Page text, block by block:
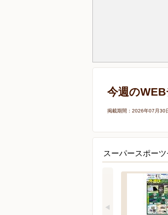
今週の
掲載期間：2026年07月30
スーパースポー